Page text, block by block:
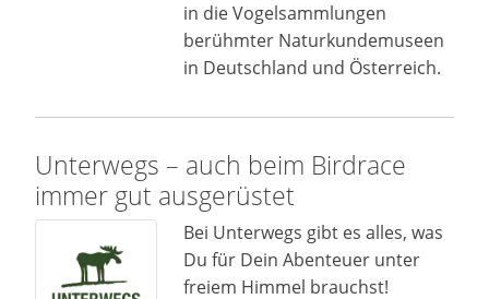
in die Vogelsammlungen
berühmter Naturkundemuseen
in Deutschland und Österreich.
Unterwegs – auch beim Birdrace
immer gut ausgerüstet
Bei Unterwegs gibt es alles, was
Du für Dein Abenteuer unter
freiem Himmel brauchst!